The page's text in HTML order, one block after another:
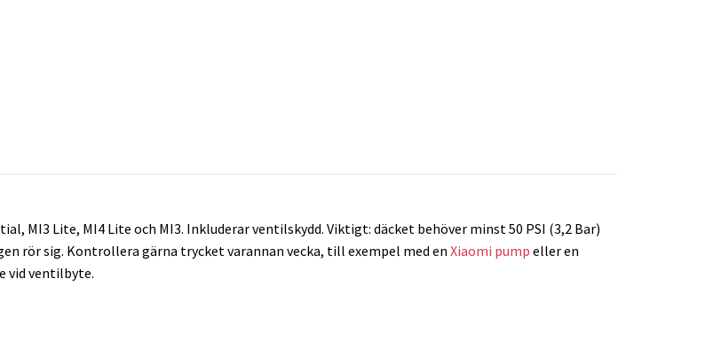
MI3 Lite, MI4 Lite och MI3. Inkluderar ventilskydd. Viktigt: däcket behöver minst 50 PSI (3,2 Bar)
rör sig. Kontrollera gärna trycket varannan vecka, till exempel med enXiaomi pump eller en
vid ventilbyte.